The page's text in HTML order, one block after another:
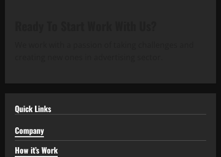
Quick Links
Company
How it’s Work